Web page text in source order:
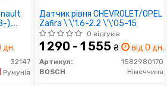
),
дн.
32147
Румунія
Датчик рівня CHEVROLET/OPEL
Zafira \'\'1.6-2.2 \'\'05-15
0 відгуків
1 290 - 1 555 ₴ від 0 дн.
Артикул:
1582980170
BOSCH
Німеччина